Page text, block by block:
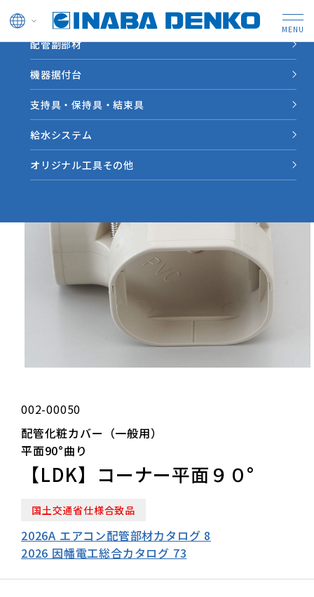
ドレン管
配管副部材
機器据付台
支持具・保持具・結束具
給水システム
オリジナル工具その他
HOME 製品情報 【LDK】コーナー平面９０°
002-00050
配管化粧カバー（一般用）
平面90°曲り
【LDK】コーナー平面９０°
国土交通省仕様合致品
2026A エアコン配管部材カタログ 8
2026 因幡電工総合カタログ 73